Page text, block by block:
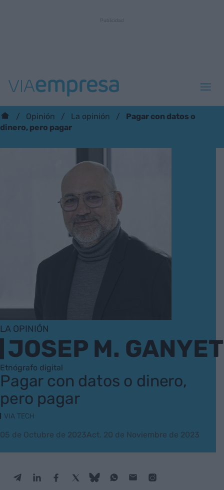
Opinión La opinión
Pagar con datos o
dinero, pero pagar
LA OPINIÓN
JOSEP M. GANYET
Etnógrafo digital
Pagar con datos o dinero,
pero pagar
VIA TECH
05 de Octubre de 2023Act. 20 de Noviembre de 2023